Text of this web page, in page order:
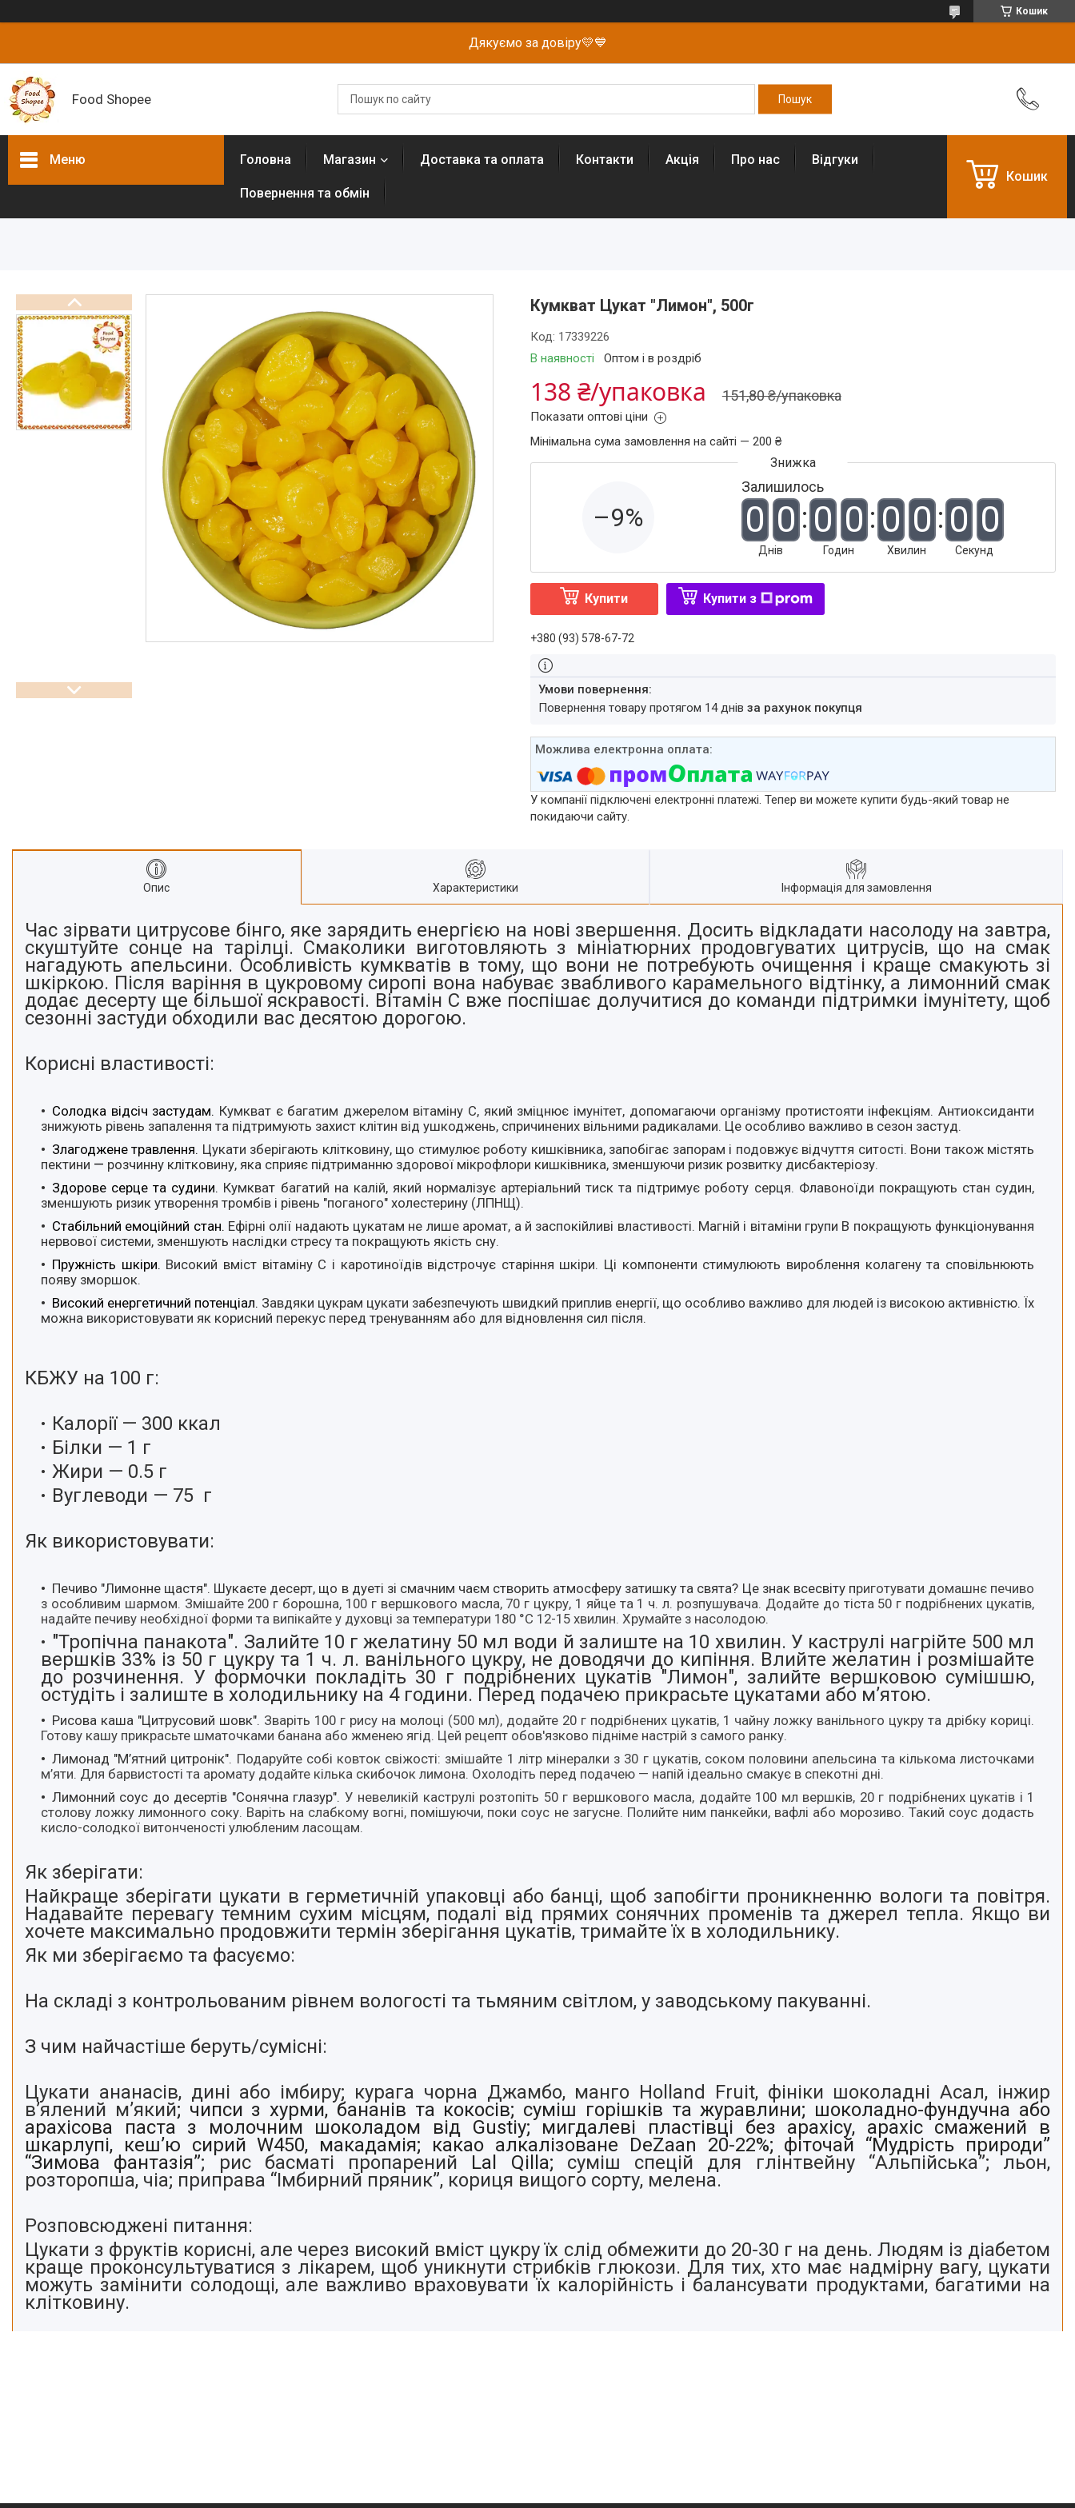
Кошик
Дякуємо за довіру💛💙
Food Shopee
Меню
Борошно різних культур (без
глютенове)
Цукрозамінники,
підсолоджувачі
Суперфуды
Рослинні олії першого
холодного віджиму
Спеції, прянощі, приправи
Крупи, насіння, бобові
Головна Магазин Доставка та оплата Контакти Акція Про нас Відгуки
Повернення та обмін
Кошик
Кумкват Цукат "Лимон", 500г
В наявності Оптом і в роздріб
Код: 17339226
151,80 ₴/упаковка
138 ₴/упаковка
Показати оптові ціни
Мінімальна сума замовлення на сайті — 200 ₴
–9%
Залишилось
0 0
Днів
0 0
Годин
0 0
Хвилин
0 0
Секунд
Купити Купити з
+380 (93) 578-67-72
повернення товару протягом 14 днів за рахунок покупця
У компанії підключені електронні платежі. Тепер ви можете купити будь-який товар не
покидаючи сайту.
Опис Характеристики Інформація для замовлення
Час зірвати цитрусове бінго, яке зарядить енергією на нові звершення. Досить відкладати насолоду на завтра,
скуштуйте сонце на тарілці. Смаколики виготовляють з мініатюрних продовгуватих цитрусів, що на смак
нагадують апельсини. Особливість кумкватів в тому, що вони не потребують очищення і краще смакують зі
шкіркою. Після варіння в цукровому сиропі вона набуває звабливого карамельного відтінку, а лимонний смак
додає десерту ще більшої яскравості. Вітамін С вже поспішає долучитися до команди підтримки імунітету, щоб
сезонні застуди обходили вас десятою дорогою.
Корисні властивості:
Солодка відсіч застудам. Кумкват є багатим джерелом вітаміну C, який зміцнює імунітет, допомагаючи організму протистояти інфекціям. Антиоксиданти
знижують рівень запалення та підтримують захист клітин від ушкоджень, спричинених вільними радикалами. Це особливо важливо в сезон застуд.
Злагоджене травлення. Цукати зберігають клітковину, що стимулює роботу кишківника, запобігає запорам і подовжує відчуття ситості. Вони також містять
пектини — розчинну клітковину, яка сприяє підтриманню здорової мікрофлори кишківника, зменшуючи ризик розвитку дисбактеріозу.
Здорове серце та судини. Кумкват багатий на калій, який нормалізує артеріальний тиск та підтримує роботу серця. Флавоноїди покращують стан судин,
зменшують ризик утворення тромбів і рівень "поганого" холестерину (ЛПНЩ).
Стабільний емоційний стан. Ефірні олії надають цукатам не лише аромат, а й заспокійливі властивості. Магній і вітаміни групи B покращують функціонування
нервової системи, зменшують наслідки стресу та покращують якість сну.
Пружність шкіри. Високий вміст вітаміну C і каротиноїдів відстрочує старіння шкіри. Ці компоненти стимулюють вироблення колагену та сповільнюють
появу зморшок.
Високий енергетичний потенціал. Завдяки цукрам цукати забезпечують швидкий приплив енергії, що особливо важливо для людей із високою активністю. Їх
можна використовувати як корисний перекус перед тренуванням або для відновлення сил після.
КБЖУ на 100 г:
Калорії — 300 ккал
Білки — 1 г
Жири — 0.5 г
Вуглеводи — 75 г
Як використовувати:
Печиво "Лимонне щастя". Шукаєте десерт, що в дуеті зі смачним чаєм створить атмосферу затишку та свята? Це знак всесвіту приготувати домашнє печиво
з особливим шармом. Змішайте 200 г борошна, 100 г вершкового масла, 70 г цукру, 1 яйце та 1 ч. л. розпушувача. Додайте до тіста 50 г подрібнених цукатів,
надайте печиву необхідної форми та випікайте у духовці за температури 180 °C 12-15 хвилин. Хрумайте з насолодою.
"Тропічна панакота". Залийте 10 г желатину 50 мл води й залиште на 10 хвилин. У каструлі нагрійте 500 мл
вершків 33% із 50 г цукру та 1 ч. л. ванільного цукру, не доводячи до кипіння. Влийте желатин і розмішайте
до розчинення. У формочки покладіть 30 г подрібнених цукатів "Лимон", залийте вершковою сумішшю,
остудіть і залиште в холодильнику на 4 години. Перед подачею прикрасьте цукатами або м’ятою.
Рисова каша "Цитрусовий шовк". Зваріть 100 г рису на молоці (500 мл), додайте 20 г подрібнених цукатів, 1 чайну ложку ванільного цукру та дрібку кориці.
Готову кашу прикрасьте шматочками банана або жменею ягід. Цей рецепт обов'язково підніме настрій з самого ранку.
Лимонад "М’ятний цитронік". Подаруйте собі ковток свіжості: змішайте 1 літр мінералки з 30 г цукатів, соком половини апельсина та кількома листочками
м’яти. Для барвистості та аромату додайте кілька скибочок лимона. Охолодіть перед подачею — напій ідеально смакує в спекотні дні.
Лимонний соус до десертів "Сонячна глазур". У невеликій каструлі розтопіть 50 г вершкового масла, додайте 100 мл вершків, 20 г подрібнених цукатів і 1
столову ложку лимонного соку. Варіть на слабкому вогні, помішуючи, поки соус не загусне. Полийте ним панкейки, вафлі або морозиво. Такий соус додасть
кисло-солодкої витонченості улюбленим ласощам.
Як зберігати:
Найкраще зберігати цукати в герметичній упаковці або банці, щоб запобігти проникненню вологи та повітря.
Надавайте перевагу темним сухим місцям, подалі від прямих сонячних променів та джерел тепла. Якщо ви
хочете максимально продовжити термін зберігання цукатів, тримайте їх в холодильнику.
Як ми зберігаємо та фасуємо:
На складі з контрольованим рівнем вологості та тьмяним світлом, у заводському пакуванні.
З чим найчастіше беруть/cумісні:
Цукати ананасів, дині або імбиру; курага чорна Джамбо, манго Holland Fruit, фініки шоколадні Асал, інжир
в’ялений м’який; чипси з хурми, бананів та кокосів; суміш горішків та журавлини; шоколадно-фундучна або
арахісова паста з молочним шоколадом від Gustiy; мигдалеві пластівці без арахісу, арахіс смажений в
шкарлупі, кеш’ю сирий W450, макадамія; какао алкалізоване DeZaan 20-22%; фіточай “Мудрість природи”
“Зимова фантазія”; рис басматі пропарений Lal Qilla; суміш спецій для глінтвейну “Альпійська”; льон,
розторопша, чіа; приправа “Імбирний пряник”, кориця вищого сорту, мелена.
Розповсюджені питання:
Цукати з фруктів корисні, але через високий вміст цукру їх слід обмежити до 20-30 г на день. Людям із діабетом
краще проконсультуватися з лікарем, щоб уникнути стрибків глюкози. Для тих, хто має надмірну вагу, цукати
можуть замінити солодощі, але важливо враховувати їх калорійність і балансувати продуктами, багатими на
клітковину.